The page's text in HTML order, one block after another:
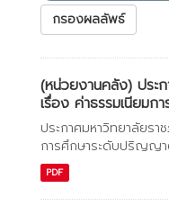
กรองผลลัพธ์
(หน่วยงานคลัง) ประ
เรื่อง ค่าธรรมเนียมก
ประกาศมหาวิทยาลัยรา
การศึกษาระดับปริญญ
PDF